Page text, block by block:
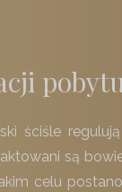
ściśle
są
celu